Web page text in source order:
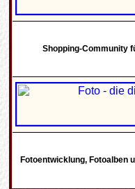
Shopping-Community
Fotoentwicklung, Fotoalben